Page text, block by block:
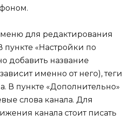
для редактирования
пункте «Настройки по
добавить название
именно от него), теги
В пункте «Дополнительно»
слова канала. Для
канала стоит писать